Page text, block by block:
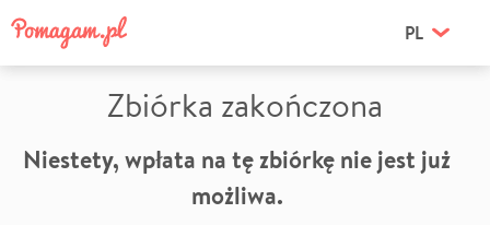
PL
Zbiórka zakończona
Niestety, wpłata na tę zbiórkę nie jest już
możliwa.